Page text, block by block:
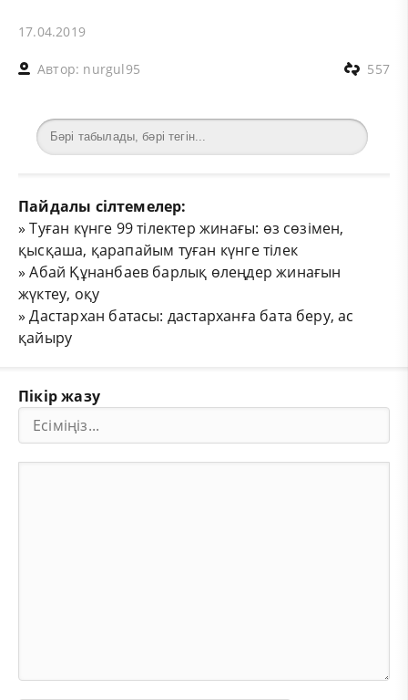
17.04.2019
Автор: nurgul95 557
Пайдалы сілтемелер:
»Туған күнге 99 тілектер жинағы: өз сөзімен,
қысқаша, қарапайым туған күнге тілек
»Абай Құнанбаев барлық өлеңдер жинағын
жүктеу, оқу
»Дастархан батасы: дастарханға бата беру, ас
қайыру
Пікір жазу